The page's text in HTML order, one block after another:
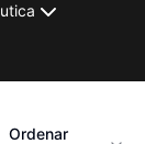
Ordenar